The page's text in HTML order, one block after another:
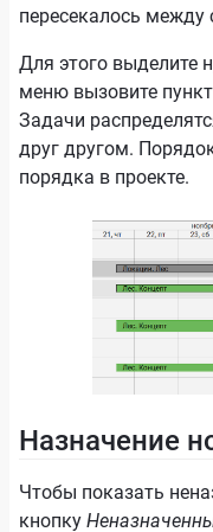
пересекалось между
Для этого выделите
меню вызовите пункт
Задачи
друг другом.
порядка в проекте.
Назначение
Чтобы показать
кнопку